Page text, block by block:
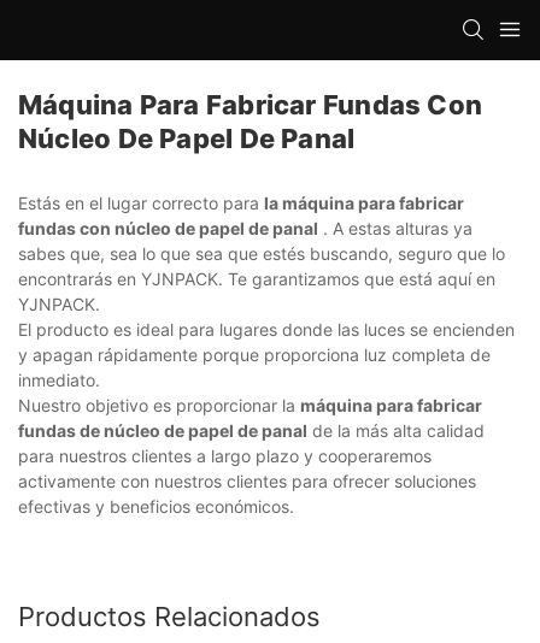
Máquina Para Fabricar Fundas Con
Núcleo De Papel De Panal
Estás en el lugar correcto para la máquina para fabricar
fundas con núcleo de papel de panal . A estas alturas ya
sabes que, sea lo que sea que estés buscando, seguro que lo
encontrarás en YJNPACK. Te garantizamos que está aquí en
YJNPACK.
El producto es ideal para lugares donde las luces se encienden
y apagan rápidamente porque proporciona luz completa de
inmediato.
Nuestro objetivo es proporcionar la máquina para fabricar
fundas de núcleo de papel de panal de la más alta calidad
para nuestros clientes a largo plazo y cooperaremos
activamente con nuestros clientes para ofrecer soluciones
efectivas y beneficios económicos.
Productos Relacionados